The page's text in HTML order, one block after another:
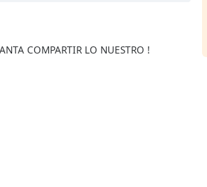
COMPARTIR LO NUESTRO !